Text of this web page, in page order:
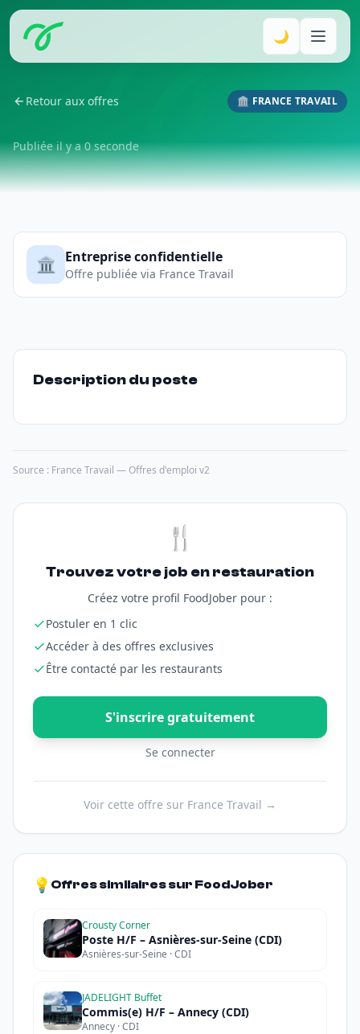
🌙
Retour aux offres 🏛️ FRANCE TRAVAIL
Publiée il y a 0 seconde
🏛️ Entreprise confidentielle
Offre publiée via France Travail
Description du poste
Source : France Travail — Offres d'emploi v2
🍴
Trouvez votre job en restauration
Créez votre profil FoodJober pour :
Postuler en 1 clic
Accéder à des offres exclusives
Être contacté par les restaurants
S'inscrire gratuitement
Se connecter
Voir cette offre sur France Travail →
💡 Offres similaires sur FoodJober
Crousty Corner
Poste H/F – Asnières-sur-Seine (CDI)
Asnières-sur-Seine · CDI
JADELIGHT Buffet
Commis(e) H/F – Annecy (CDI)
Annecy · CDI